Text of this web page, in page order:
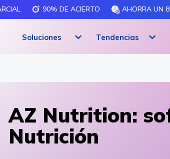
90% DE ACIERTO AHORRA UN
Soluciones Tendencias
AZ Nutrition:
Nutrición